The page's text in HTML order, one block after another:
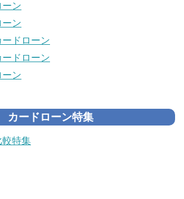
ーン
ーン
ドローン
ドローン
ーン
カードローン特集
較特集